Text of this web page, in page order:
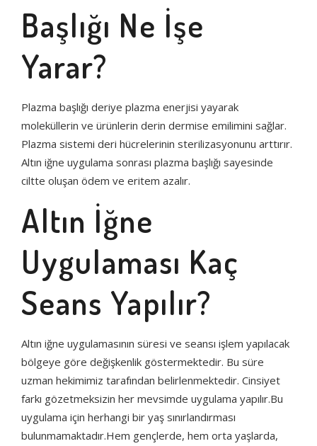
Başlığı Ne İşe
Yarar?
Plazma başlığı deriye plazma enerjisi yayarak
moleküllerin ve ürünlerin derin dermise emilimini sağlar.
Plazma sistemi deri hücrelerinin sterilizasyonunu arttırır.
Altın iğne uygulama sonrası plazma başlığı sayesinde
ciltte oluşan ödem ve eritem azalır.
Altın İğne
Uygulaması Kaç
Seans Yapılır?
Altın iğne uygulamasının süresi ve seansı işlem yapılacak
bölgeye göre değişkenlik göstermektedir. Bu süre
uzman hekimimiz tarafından belirlenmektedir. Cinsiyet
farkı gözetmeksizin her mevsimde uygulama yapılır.Bu
uygulama için herhangi bir yaş sınırlandırması
bulunmamaktadır.Hem gençlerde, hem orta yaşlarda,